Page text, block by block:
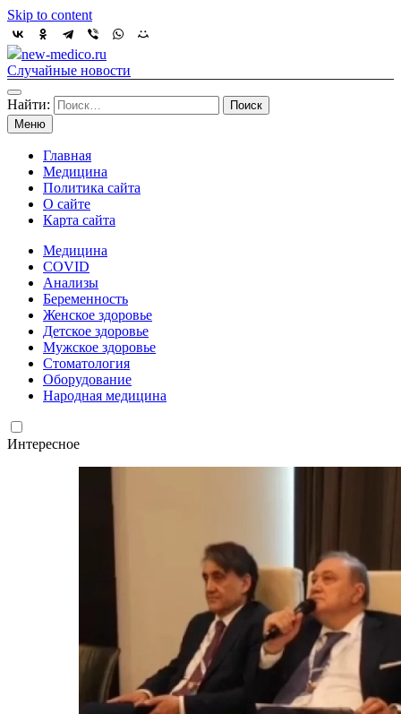
Skip to content
new-medico.ru
Случайные новости
Найти:
Меню
Главная
Медицина
Политика сайта
О сайте
Карта сайта
Медицина
COVID
Анализы
Беременность
Женское здоровье
Детское здоровье
Мужское здоровье
Стоматология
Оборудование
Народная медицина
Интересное